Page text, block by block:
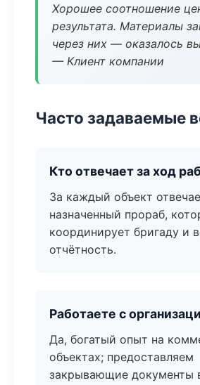
Хорошее соотношение
результата. Материалы
через них — оказалось
— Клиент компании
Часто задаваемые
Кто отвечает за ход
За каждый объект
назначенный прораб,
координирует бригаду и
отчётность.
Работаете с
Да, богатый опыт на
объектах; предоставляем
закрывающие документы